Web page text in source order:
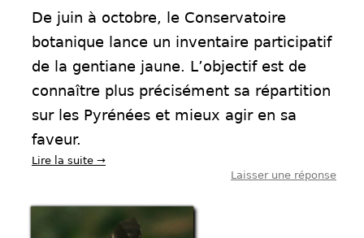
De juin à octobre, le Conservatoire
botanique lance un inventaire participatif
de la gentiane jaune. L’objectif est de
connaître plus précisément sa répartition
sur les Pyrénées et mieux agir en sa
faveur.
Lire la suite →
Laisser une réponse